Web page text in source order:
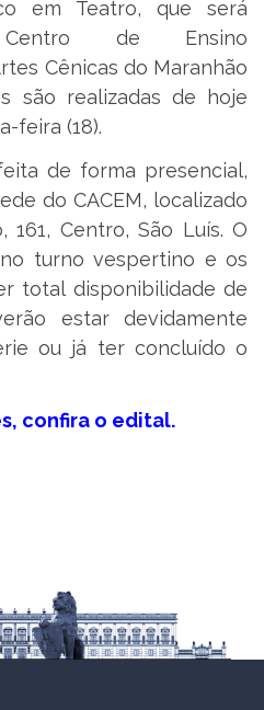
em Teatro, que será
de Ensino
Cênicas do Maranhão
são realizadas de hoje
feira (18).
de forma presencial,
do CACEM, localizado
161, Centro, São Luís. O
turno vespertino e os
total disponibilidade de
estar devidamente
ou já ter concluído o
confira o edital.